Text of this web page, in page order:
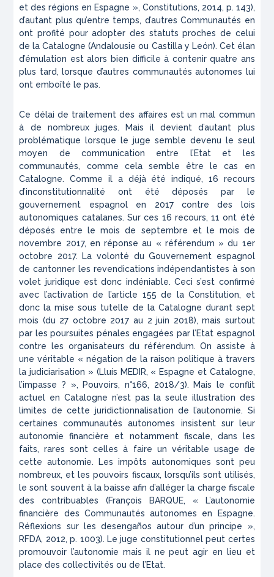
et des régions en Espagne », Constitutions, 2014, p. 143),
d’autant plus qu’entre temps, d’autres Communautés en
ont profité pour adopter des statuts proches de celui
de la Catalogne (Andalousie ou Castilla y León). Cet élan
d’émulation est alors bien difficile à contenir quatre ans
plus tard, lorsque d’autres communautés autonomes lui
ont emboîté le pas.
Ce délai de traitement des affaires est un mal commun
à de nombreux juges. Mais il devient d’autant plus
problématique lorsque le juge semble devenu le seul
moyen de communication entre l’Etat et les
communautés, comme cela semble être le cas en
Catalogne. Comme il a déjà été indiqué, 16 recours
d’inconstitutionnalité ont été déposés par le
gouvernement espagnol en 2017 contre des lois
autonomiques catalanes. Sur ces 16 recours, 11 ont été
déposés entre le mois de septembre et le mois de
novembre 2017, en réponse au « référendum » du 1er
octobre 2017. La volonté du Gouvernement espagnol
de cantonner les revendications indépendantistes à son
volet juridique est donc indéniable. Ceci s’est confirmé
avec l’activation de l’article 155 de la Constitution, et
donc la mise sous tutelle de la Catalogne durant sept
mois (du 27 octobre 2017 au 2 juin 2018), mais surtout
par les poursuites pénales engagées par l’Etat espagnol
contre les organisateurs du référendum. On assiste à
une véritable «négation de la raison politique à travers
la judiciarisation » (Lluís MEDIR, « Espagne et Catalogne,
l’impasse ? »,
Pouvoirs, n°166, 2018/3). Mais le conflit
actuel en Catalogne n’est pas la seule illustration des
limites de cette juridictionnalisation de l’autonomie. Si
certaines communautés autonomes insistent sur leur
autonomie financière et notamment fiscale, dans les
faits, rares sont celles à faire un véritable usage de
cette autonomie. Les impôts autonomiques sont peu
nombreux, et les pouvoirs fiscaux, lorsqu’ils sont utilisés,
le sont souvent à la baisse afin d’alléger la charge fiscale
des contribuables (François BARQUE, « L’autonomie
financière des Communautés autonomes en Espagne.
Réflexions sur les desengaños autour d’un principe »,
RFDA, 2012, p. 1003). Le juge constitutionnel peut certes
promouvoir l’autonomie mais il ne peut agir en lieu et
place des collectivités ou de l’Etat.